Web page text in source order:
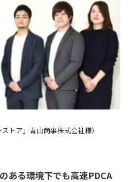
トア」青山商事株式会社様）
ある環境下でも高速PDCA